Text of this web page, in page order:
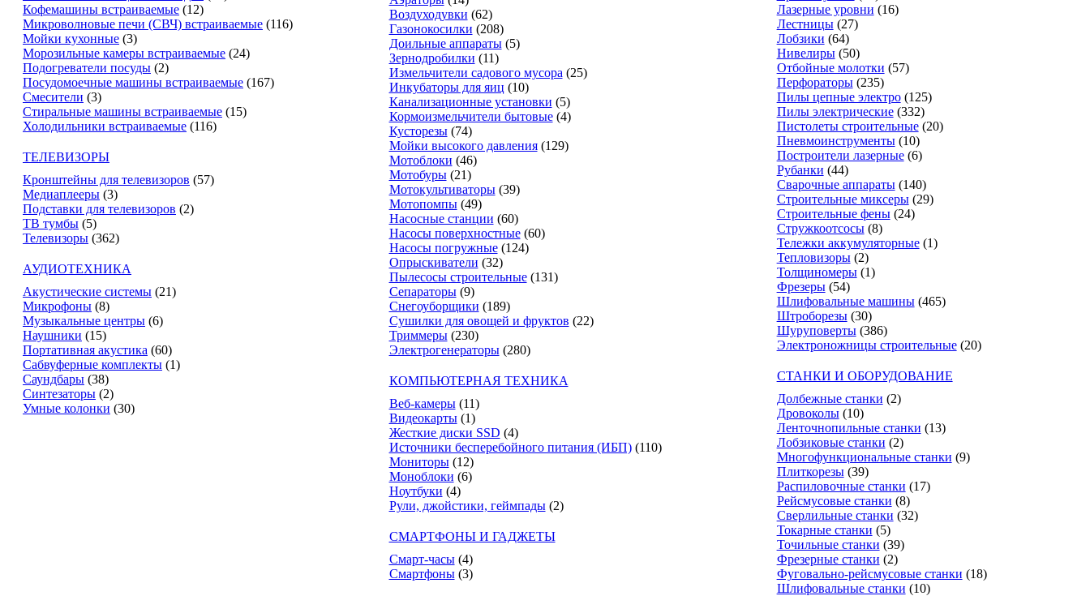
Кофемашины встраиваемые (12)
Микроволновые печи (СВЧ) встраиваемые (116)
Мойки кухонные (3)
Морозильные камеры встраиваемые (24)
Подогреватели посуды (2)
Посудомоечные машины встраиваемые (167)
Смесители (3)
Стиральные машины встраиваемые (15)
Холодильники встраиваемые (116)
ТЕЛЕВИЗОРЫ
Кронштейны для телевизоров (57)
Медиаплееры (3)
Подставки для телевизоров (2)
ТВ тумбы (5)
Телевизоры (362)
АУДИОТЕХНИКА
Акустические системы (21)
Микрофоны (8)
Музыкальные центры (6)
Наушники (15)
Портативная акустика (60)
Сабвуферные комплекты (1)
Саундбары (38)
Синтезаторы (2)
Умные колонки (30)
Воздуходувки (62)
Газонокосилки (208)
Доильные аппараты (5)
Зернодробилки (11)
Измельчители садового мусора (25)
Инкубаторы для яиц (10)
Канализационные установки (5)
Кормоизмельчители бытовые (4)
Кусторезы (74)
Мойки высокого давления (129)
Мотоблоки (46)
Мотобуры (21)
Мотокультиваторы (39)
Мотопомпы (49)
Насосные станции (60)
Насосы поверхностные (60)
Насосы погружные (124)
Опрыскиватели (32)
Пылесосы строительные (131)
Сепараторы (9)
Снегоуборщики (189)
Сушилки для овощей и фруктов (22)
Триммеры (230)
Электрогенераторы (280)
КОМПЬЮТЕРНАЯ ТЕХНИКА
Веб-камеры (11)
Видеокарты (1)
Жесткие диски SSD (4)
Источники бесперебойного питания (ИБП) (110)
Мониторы (12)
Моноблоки (6)
Ноутбуки (4)
Рули, джойстики, геймпады (2)
СМАРТФОНЫ И ГАДЖЕТЫ
Смарт-часы (4)
Смартфоны (3)
Лазерные уровни (16)
Лестницы (27)
Лобзики (64)
Нивелиры (50)
Отбойные молотки (57)
Перфораторы (235)
Пилы цепные электро (125)
Пилы электрические (332)
Пистолеты строительные (20)
Пневмоинструменты (10)
Построители лазерные (6)
Рубанки (44)
Сварочные аппараты (140)
Строительные миксеры (29)
Строительные фены (24)
Стружкоотсосы (8)
Тележки аккумуляторные (1)
Тепловизоры (2)
Толщиномеры (1)
Фрезеры (54)
Шлифовальные машины (465)
Штроборезы (30)
Шуруповерты (386)
Электроножницы строительные (20)
СТАНКИ И ОБОРУДОВАНИЕ
Долбежные станки (2)
Дровоколы (10)
Ленточнопильные станки (13)
Лобзиковые станки (2)
Многофункциональные станки (9)
Плиткорезы (39)
Распиловочные станки (17)
Рейсмусовые станки (8)
Сверлильные станки (32)
Токарные станки (5)
Точильные станки (39)
Фрезерные станки (2)
Фуговально-рейсмусовые станки (18)
Шлифовальные станки (10)